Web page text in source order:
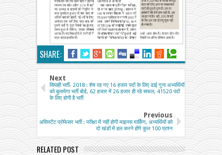
SHARE:
Next
सिपाही भर्ती- 2018 : शेष रह गए 16 हजार पदों के लिए ढाई गुना अभ्यर्थियों
को बुलायेगा भर्ती बोर्ड, 62 हजार में 26 हजार ही रहे सफल, 41520 पदों
के लिए होनी है भर्ती
Previous
असिस्टेंट प्रोफेसर भर्ती : परीक्षा में नहीं होगी माइनस मार्किंग, अभ्यर्थियों को
दो खंडों में हल करने होंगे कुल 100 प्रश्न
RELATED POST